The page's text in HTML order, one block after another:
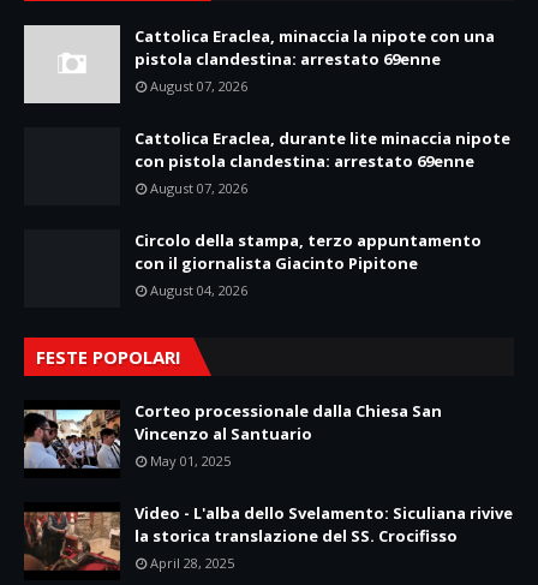
Cattolica Eraclea, minaccia la nipote con una
pistola clandestina: arrestato 69enne
August 07, 2026
Cattolica Eraclea, durante lite minaccia nipote
con pistola clandestina: arrestato 69enne
August 07, 2026
Circolo della stampa, terzo appuntamento
con il giornalista Giacinto Pipitone
August 04, 2026
FESTE POPOLARI
Corteo processionale dalla Chiesa San
Vincenzo al Santuario
May 01, 2025
Video - L'alba dello Svelamento: Siculiana rivive
la storica translazione del SS. Crocifisso
April 28, 2025